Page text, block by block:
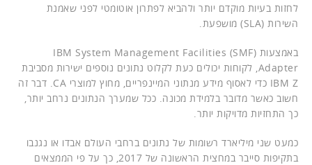
לחזות בעיות מוקדם יותר ולהביא לפתרון אוטומטי לפני שאמנת
השירות (SLA) מושפעת.
באמצעות IBM System Management Facilities (SMF)
Adapter, לקוחות יכולים כעת לקלוט נתונים נוספים ישירות מסביבת
IBM Z כדי לאסוף מידע מנתוני המיינפריים, מחוץ למוצרי CA. דבר זה
חשוב כאשר מדובר בלמידת מכונה. ככל שמערך הנתונים נרחב יותר,
כך התחזיות מדויקות יותר.
כמעט שני מיליארד רשומות של נתונים ברחבי העולם אבדו או נגנבו
בתקיפות סייבר במחצית הראשונה של 2017, כך על פי הממצאים